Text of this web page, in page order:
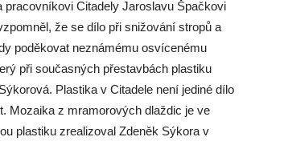
Citadely Jaroslavu Špačkovi
že se dílo při snižování stropů a
poděkovat neznámému osvícenému
při současných přestavbách plastiku
Plastika v Citadele není jediné dílo
Mozaika z mramorových dlaždic je ve
plastiku zrealizoval Zdeněk Sýkora v